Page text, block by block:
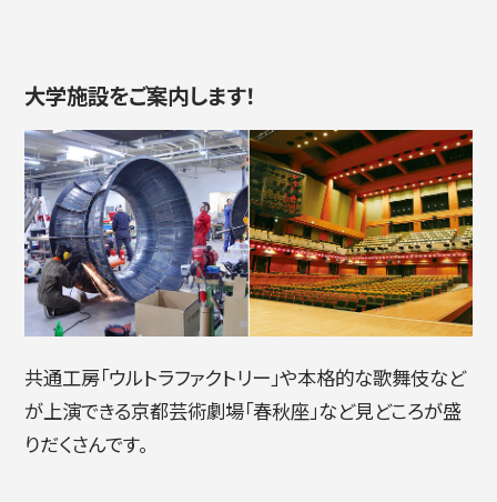
通信教育部
藝術学舎
大学施設をご案内します！
共通工房「ウルトラファクトリー」や本格的な歌舞伎など
が上演できる京都芸術劇場「春秋座」など見どころが盛
りだくさんです。